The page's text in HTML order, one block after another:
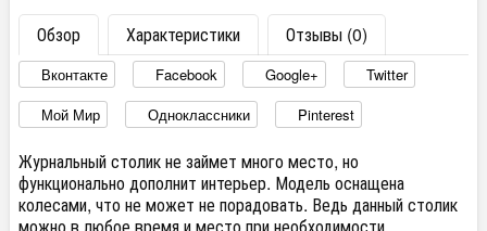
Обзор Характеристики Отзывы (0)
Вконтакте Facebook Google+
Twitter
Мой Мир
Одноклассники Pinterest
Журнальный столик не займет много место, но
функционально дополнит интерьер. Модель оснащена
колесами, что не может не порадовать. Ведь данный столик
можно в любое время и место при необходимости